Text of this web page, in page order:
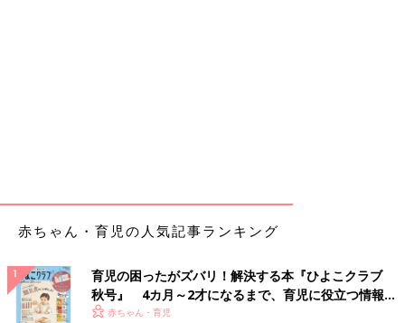
赤ちゃん・育児の人気記事ランキング
育児の困ったがズバリ！解決する本『ひよこクラブ
秋号』 4カ月～2才になるまで、育児に役立つ情報が
いっぱい！
赤ちゃん・育児